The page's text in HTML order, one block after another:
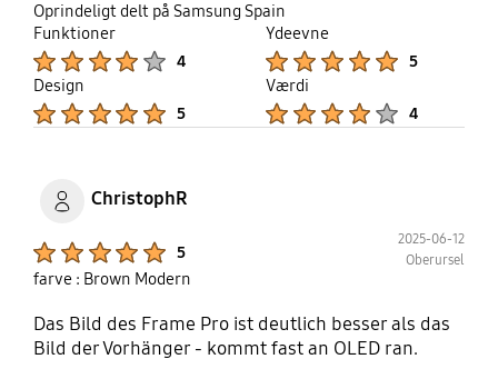
Oprindeligt delt på Samsung Spain
Funktioner
4
Ydeevne
5
Design
5
Værdi
4
ChristophR
5
2025-06-12
Oberursel
farve : Brown Modern
Das Bild des Frame Pro ist deutlich besser als das
Bild der Vorhänger - kommt fast an OLED ran.